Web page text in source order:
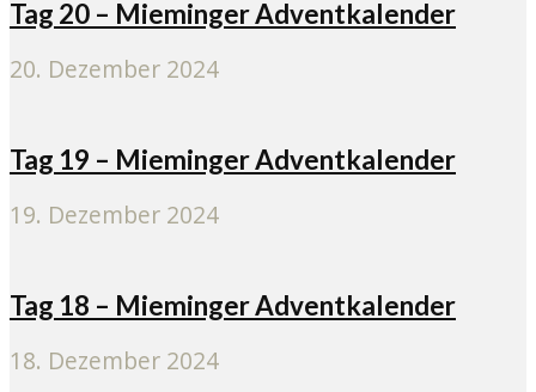
Tag 20 – Mieminger Adventkalender
20. Dezember 2024
Tag 19 – Mieminger Adventkalender
19. Dezember 2024
Tag 18 – Mieminger Adventkalender
18. Dezember 2024